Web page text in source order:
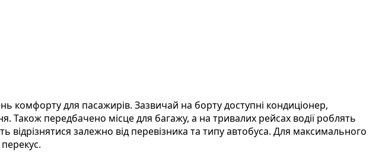
комфорту для пасажирів. Зазвичай на борту доступні кондиціонер,
Також передбачено місце для багажу, а на тривалих рейсах водії роблять
відрізнятися залежно від перевізника та типу автобуса. Для максимального